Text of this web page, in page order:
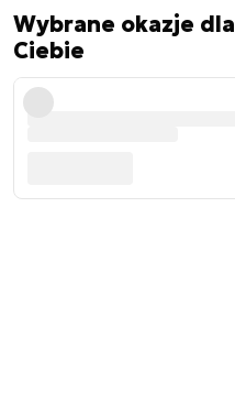
Wybrane okazje dla
Ciebie